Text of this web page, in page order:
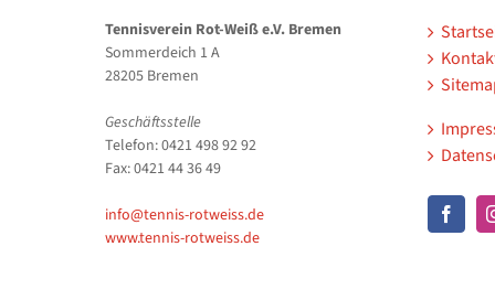
Tennisverein Rot-Weiß e.V. Bremen
Sommerdeich 1 A
28205 Bremen
Geschäftsstelle
Telefon: 0421 498 92 92
Fax: 0421 44 36 49
info@tennis-rotweiss.de
www.tennis-rotweiss.de